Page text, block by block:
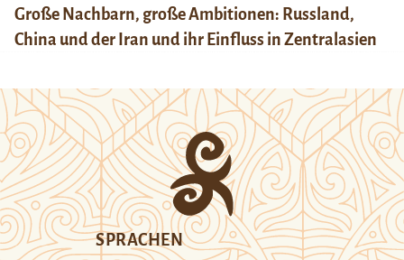
Große Nachbarn, große Ambitionen: Russland,
China und der Iran und ihr Einfluss in Zentralasien
SPRACHEN